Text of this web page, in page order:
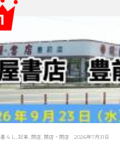
暮らし, 記事, 閉店, 開店・閉店 2026年7月31日